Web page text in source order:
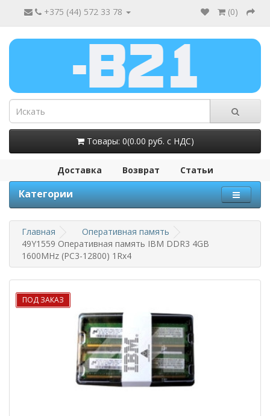
+375 (44) 572 33 78 (0)
Товары: 0(0.00 руб. с НДС)
Доставка Возврат Статьи
Категории
Главная
Оперативная память
49Y1559 Оперативная память IBM DDR3 4GB
1600MHz (PC3-12800) 1Rx4
ПОД ЗАКАЗ